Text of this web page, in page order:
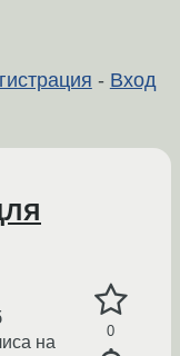
- Вход
0
на